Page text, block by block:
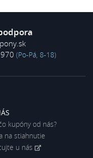
(Po-Pá, 8-18)
kupóny od nás?
na stiahnutie
u nás